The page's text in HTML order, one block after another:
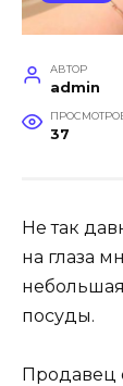
АВТОР
admin
37
Не так
на глаза
посуды.
Продавец